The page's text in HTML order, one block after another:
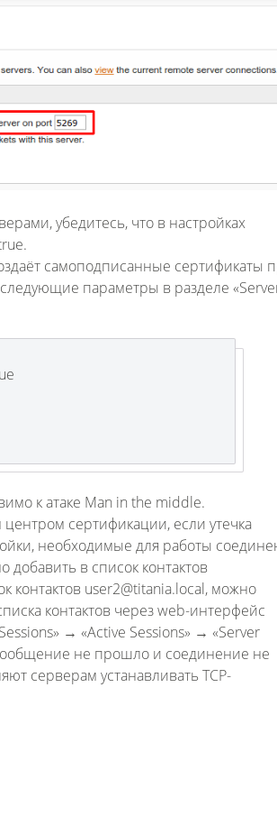
убедитесь, что в настройках
самоподписанные сертификаты
параметры в разделе
к атаке Man in the middle.
сертификации, если утечка
необходимые для работы
в список контактов
контактов user2@titania.local, можно
контактов через web-интерфейс
→ «Active Sessions» → «Server
не прошло и соединение не
серверам устанавливать TCP-